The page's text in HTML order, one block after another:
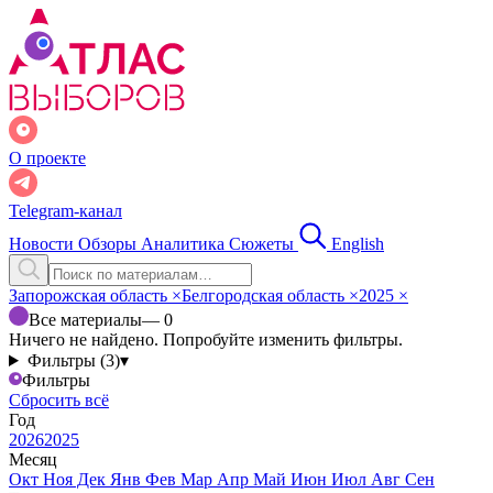
О проекте
Telegram-канал
Новости Обзоры Аналитика Сюжеты English
Запорожская область ×Белгородская область ×2025 ×
Все материалы— 0
Ничего не найдено. Попробуйте изменить фильтры.
Фильтры (3)▾
Фильтры
Сбросить всё
Год
20262025
Месяц
Окт Ноя Дек Янв Фев Мар Апр Май Июн Июл Авг Сен